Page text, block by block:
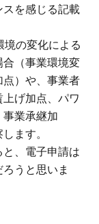
スを感じる記載
境の変化による
合（事業環境変
）や、事業者
げ加点、パワ
事業承継加
ます。
、電子申請は
うと思いま